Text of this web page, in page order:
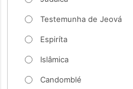
Testemunha de Jeová
Espiríta
Islâmica
Candomblé